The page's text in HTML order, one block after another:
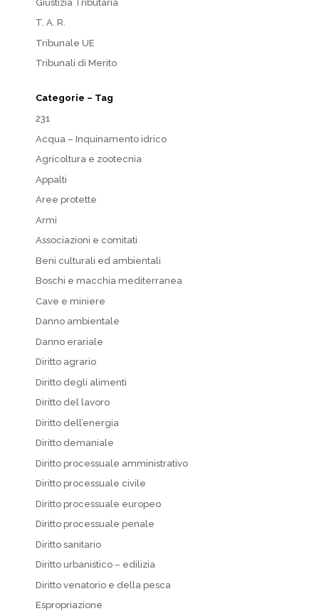
Giustizia Tributaria
T. A. R.
Tribunale UE
Tribunali di Merito
Categorie – Tag
231
Acqua – Inquinamento idrico
Agricoltura e zootecnia
Appalti
Aree protette
Armi
Associazioni e comitati
Beni culturali ed ambientali
Boschi e macchia mediterranea
Cave e miniere
Danno ambientale
Danno erariale
Diritto agrario
Diritto degli alimenti
Diritto del lavoro
Diritto dell’energia
Diritto demaniale
Diritto processuale amministrativo
Diritto processuale civile
Diritto processuale europeo
Diritto processuale penale
Diritto sanitario
Diritto urbanistico – edilizia
Diritto venatorio e della pesca
Espropriazione